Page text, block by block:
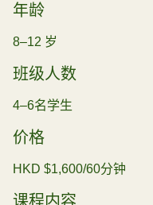
年龄
8–12 岁
班级人数
4–6名学生
价格
HKD $1,600/60分钟
课程内容